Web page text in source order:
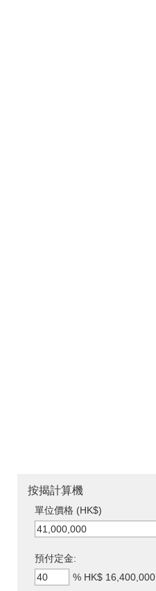
按揭計算機
單位價格 (HK$)
預付定金:
% HK$ 16,400,000